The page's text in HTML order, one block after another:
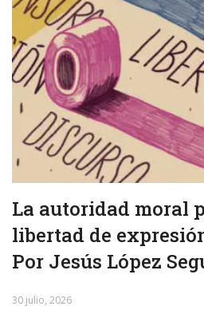
La autoridad moral
libertad de
Por Jesús López
30 julio, 2026